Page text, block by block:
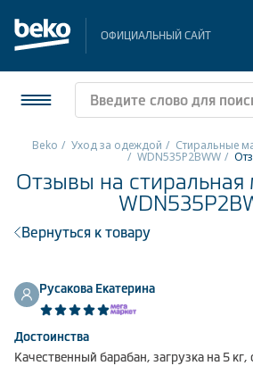
ОФИЦИАЛЬНЫЙ САЙТ
Холодильники и
Плиты
Встраиваемая техника
Beko Уход за одеждой Стиральные
WDN535P2BWW
Отзывы на
Вернуться к товару
Русакова Екатерина
Достоинства
Качественный барабан, загрузка на 5